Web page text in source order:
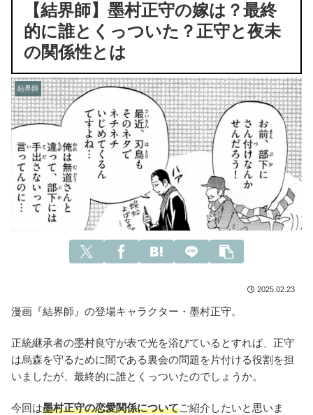
【結界師】墨村正守の嫁は？最終
的に誰とくっついた？正守と夜未
の関係性とは
結界師
2025.02.23
漫画『結界師』の登場キャラクター・墨村正守。
正統継承者の墨村良守が表で光を浴びているとすれば、正守
は烏森を守るために闇である裏会の問題を片付ける役割を担
いましたが、最終的に誰とくっついたのでしょうか。
今回は墨村正守の恋愛関係についてご紹介したいと思いま